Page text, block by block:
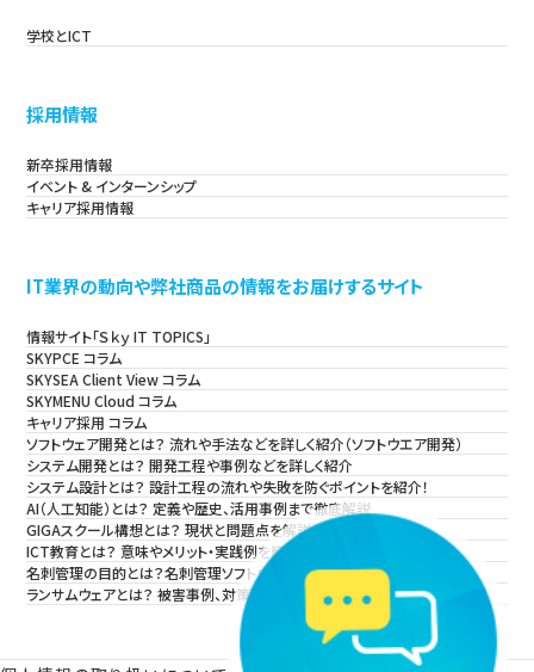
学校とICT
採用情報
新卒採用情報
イベント & インターンシップ
キャリア採用情報
IT業界の動向や弊社商品の情報をお届けするサイト
情報サイト「Ｓｋｙ IT TOPICS」
SKYPCE コラム
SKYSEA Client View コラム
SKYMENU Cloud コラム
キャリア採用 コラム
ソフトウェア開発とは？ 流れや手法などを詳しく紹介（ソフトウエア開発）
システム開発とは？ 開発工程や事例などを詳しく紹介
システム設計とは？ 設計工程の流れや失敗を防ぐポイントを紹介！
AI（人工知能）とは？ 定義や歴史、活用事例まで徹底解説
GIGAスクール構想とは？ 現状と問題点を解説
ICT教育とは？ 意味やメリット・実践例を簡単に解説
名刺管理の目的とは？名刺管理ソフトウェアの導入方法・事例も紹介！
ランサムウェアとは？ 被害事例、対策・対処法を解説